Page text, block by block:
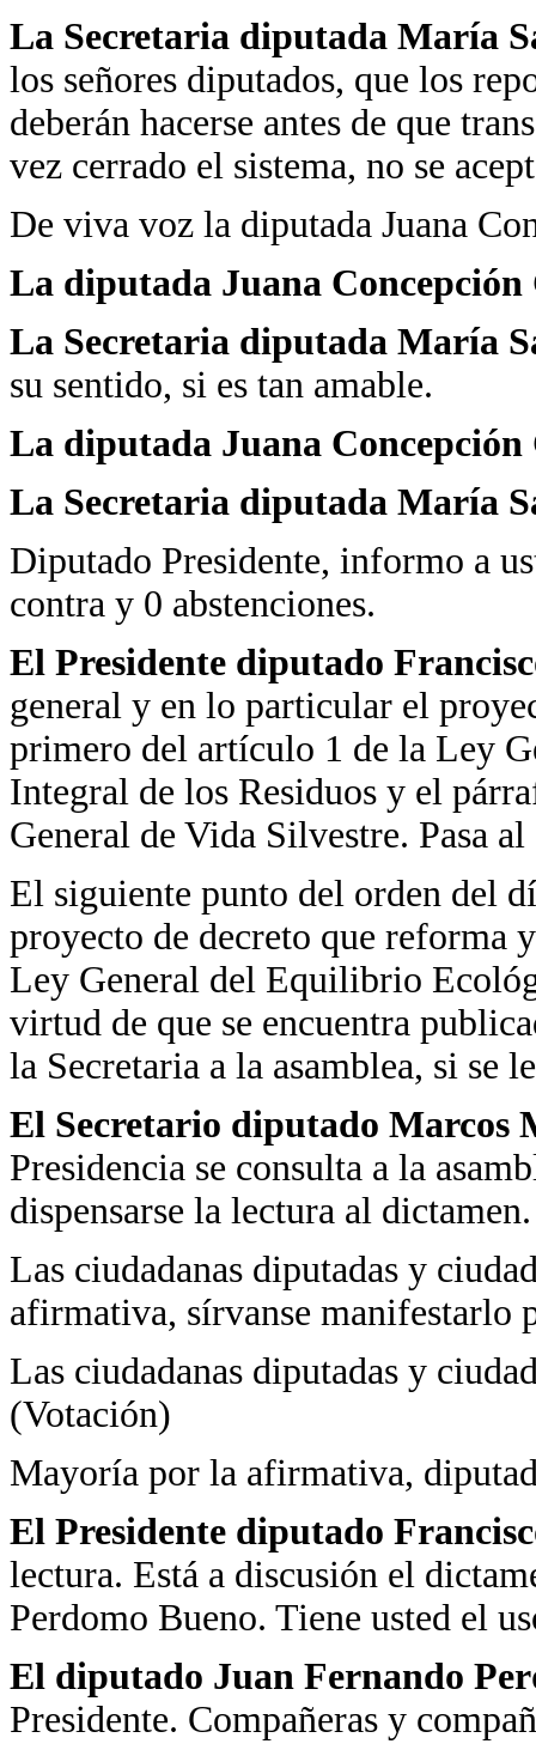
La Secretaria diputada María
los señores diputados, que los
deberán hacerse antes de que
vez cerrado el sistema, no se
De viva voz la diputada Juana
La diputada Juana Concepción
La Secretaria diputada María
su sentido, si es tan amable.
La diputada Juana
La Secretaria diputada María
Diputado Presidente, informo a
contra y 0 abstenciones.
El Presidente diputado
general y en lo particular el
primero del artículo 1 de la Ley
Integral de los Residuos y el
General de Vida Silvestre. Pasa
El siguiente punto del orden del
proyecto de decreto que reforma
Ley General del Equilibrio
virtud de que se encuentra
la Secretaria a la asamblea, si se
El Secretario diputado Marcos
Presidencia se consulta a la
dispensarse la lectura al dictamen.
Las ciudadanas diputadas y
afirmativa, sírvanse manifestarlo
Las ciudadanas diputadas y
(Votación)
Mayoría por la afirmativa,
El Presidente diputado
lectura. Está a discusión el
Perdomo Bueno. Tiene usted el
El diputado Juan Fernando
Presidente. Compañeras y